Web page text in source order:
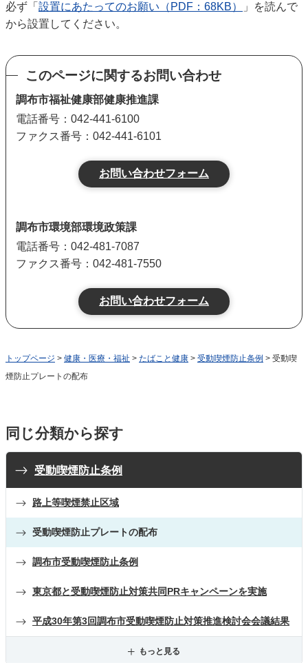
必ず「 設置にあたってのお願い（PDF：68KB）
」を読んで
から設置してください。
このページに関するお問い合わせ
調布市福祉健康部健康推進課
電話番号：042-441-6100
ファクス番号：042-441-6101
調布市環境部環境政策課
電話番号：042-481-7087
ファクス番号：042-481-7550
トップページ > 健康・医療・福祉 > たばこと健康 > 受動喫煙防止条例 > 受動喫
煙防止プレートの配布
同じ分類から探す
受動喫煙防止条例
路上等喫煙禁止区域
受動喫煙防止プレートの配布
調布市受動喫煙防止条例
東京都と受動喫煙防止対策共同PRキャンペーンを実施
平成30年第3回調布市受動喫煙防止対策推進検討会会議結果
もっと見る